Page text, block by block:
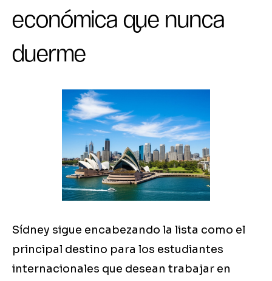
económica que nunca
duerme
Sídney sigue encabezando la lista como el
principal destino para los estudiantes
internacionales que desean trabajar en